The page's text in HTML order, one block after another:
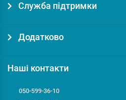
Служба підтримки
Додатково
Наші контакти
050-599-36-10